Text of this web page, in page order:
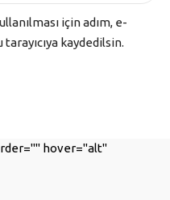
için adım, e-
kaydedilsin.
hover="alt"